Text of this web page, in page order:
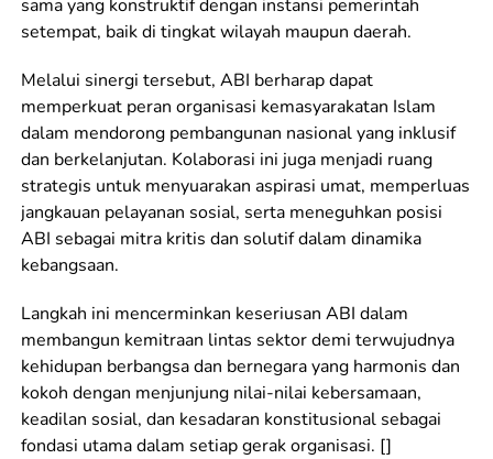
sama yang konstruktif dengan instansi pemerintah
setempat, baik di tingkat wilayah maupun daerah.
Melalui sinergi tersebut, ABI berharap dapat
memperkuat peran organisasi kemasyarakatan Islam
dalam mendorong pembangunan nasional yang inklusif
dan berkelanjutan. Kolaborasi ini juga menjadi ruang
strategis untuk menyuarakan aspirasi umat, memperluas
jangkauan pelayanan sosial, serta meneguhkan posisi
ABI sebagai mitra kritis dan solutif dalam dinamika
kebangsaan.
Langkah ini mencerminkan keseriusan ABI dalam
membangun kemitraan lintas sektor demi terwujudnya
kehidupan berbangsa dan bernegara yang harmonis dan
kokoh dengan menjunjung nilai-nilai kebersamaan,
keadilan sosial, dan kesadaran konstitusional sebagai
fondasi utama dalam setiap gerak organisasi. []